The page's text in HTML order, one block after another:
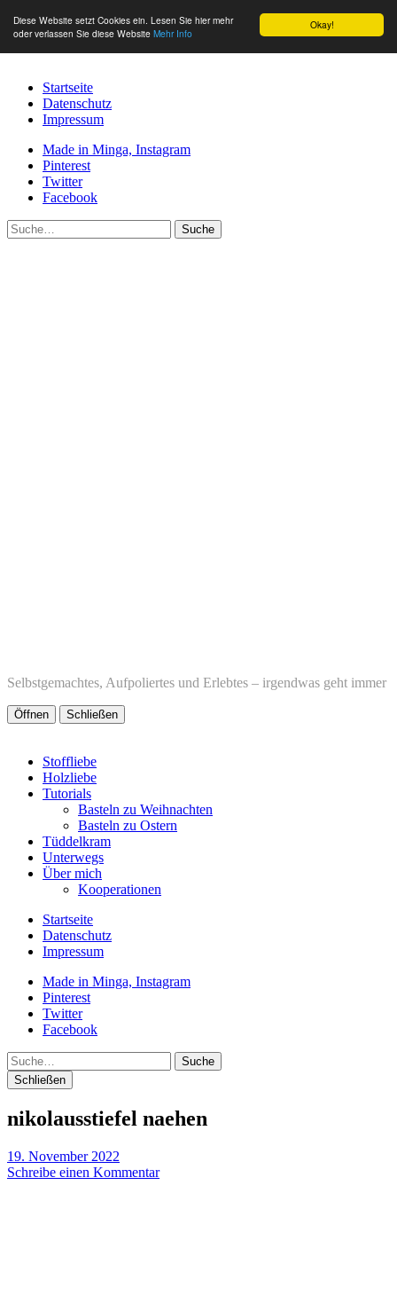
Okay!
Diese Website setzt Cookies ein. Lesen Sie hier mehr
oder verlassen Sie diese Website Mehr Info
Startseite
Datenschutz
Impressum
Made in Minga, Instagram
Pinterest
Twitter
Facebook
Suche
Selbstgemachtes, Aufpoliertes und Erlebtes – irgendwas geht immer
Öffnen Schließen
Stoffliebe
Holzliebe
Tutorials
Basteln zu Weihnachten
Basteln zu Ostern
Tüddelkram
Unterwegs
Über mich
Kooperationen
Startseite
Datenschutz
Impressum
Made in Minga, Instagram
Pinterest
Twitter
Facebook
Suche
Schließen
nikolausstiefel naehen
19. November 2022
Schreibe einen Kommentar